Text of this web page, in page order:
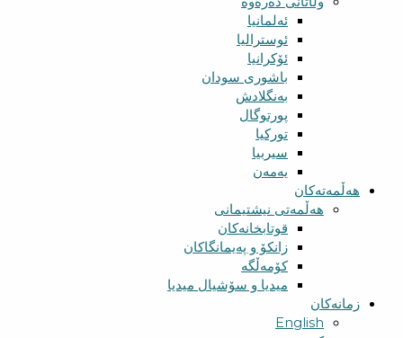
ئەلمانیا
ئوسترالیا
ئۆکرانیا
باشوری سودان
بەنگلادش
پورتوگال
تورکیا
سیربیا
یەمەن
هەڵمەتەکان
هەڵمەتی نیشتیمانی
قوتابخانەکان
زانکۆ و پەیمانگاکان
کۆمەڵگە
میدیا و سۆشیال میدیا
زمانەکان
English